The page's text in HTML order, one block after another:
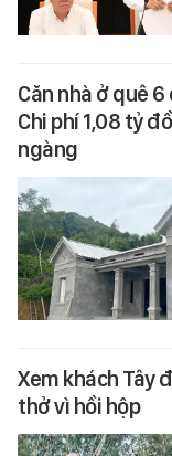
Căn nhà ở quê
Chi phí 1,08 tỷ
ngàng
Xem khách Tây
thở vì hồi hộp